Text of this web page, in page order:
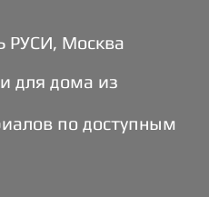
Москва
для дома из
по доступным